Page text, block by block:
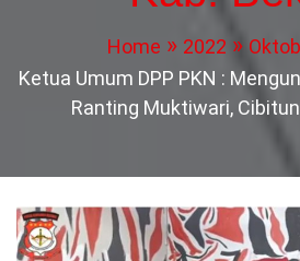
Home 2022
Ketua Umum DPP PKN :
Ranting Muktiwari,